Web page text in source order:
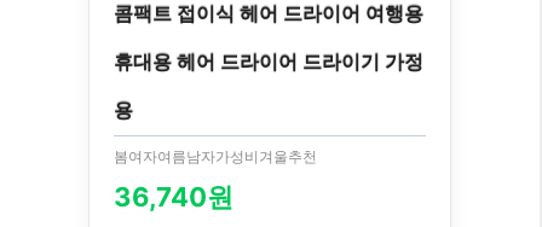
콤팩트 접이식 헤어 드라이어 여행용
휴대용 헤어 드라이어 드라이기 가정
용
봄여자여름남자가성비겨울추천
36,740원